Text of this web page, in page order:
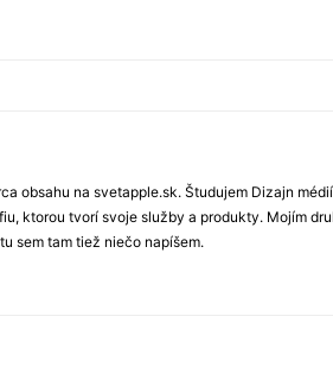
obsahu na svetapple.sk. Študujem Dizajn
ktorou tvorí svoje služby a produkty. Mojím
sem tam tiež niečo napíšem.